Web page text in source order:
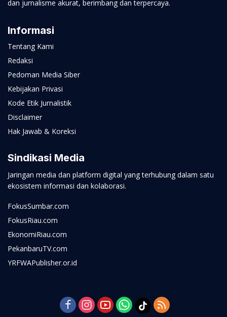
dan jurnalisme akurat, berimbang dan terpercaya.
Informasi
Tentang Kami
Redaksi
Pedoman Media Siber
Kebijakan Privasi
Kode Etik Jurnalistik
Disclaimer
Hak Jawab & Koreksi
Sindikasi Media
Jaringan media dan platform digital yang terhubung dalam satu
ekosistem informasi dan kolaborasi.
FokusSumbar.com
FokusRiau.com
EkonomiRiau.com
PekanbaruTV.com
YRFWAPublisher.or.id